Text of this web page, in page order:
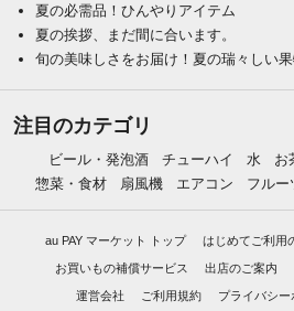
夏の必需品！ひんやりアイテム
夏の挨拶、まだ間に合います。
旬の美味しさをお届け！夏の瑞々しい
注目のカテゴリ
ビール・発泡酒 チューハイ 水 お
惣菜・食材
扇風機 エアコン フルー
au PAY マーケット トップ はじめてご利用
お買いもの補償サービス 出店のご案内
運営会社 ご利用規約 プライバシー